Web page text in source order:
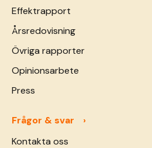
Effektrapport
Årsredovisning
Övriga rapporter
Opinionsarbete
Press
Frågor & svar
Kontakta oss